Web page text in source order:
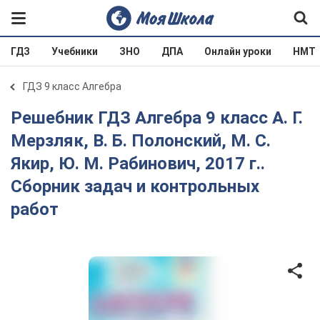
ГДЗ Учебники ЗНО ДПА Онлайн уроки НМТ
ГДЗ 9 класс Алгебра
Решебник ГДЗ Алгебра 9 класс А. Г.
Мерзляк, В. Б. Полонский, М. С.
Якир, Ю. М. Рабинович, 2017 г..
Сборник задач и контрольных
работ